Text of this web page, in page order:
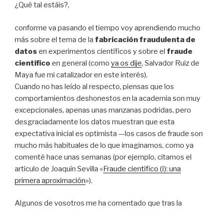
¿Qué tal estáis?,
conforme va pasando el tiempo voy aprendiendo mucho
más sobre el tema de la fabricación fraudulenta de
datos en experimentos científicos y sobre el fraude
científico en general (como ya os dije, Salvador Ruiz de
Maya fue mi catalizador en este interés).
Cuando no has leído al respecto, piensas que los
comportamientos deshonestos en la academia son muy
excepcionales, apenas unas manzanas podridas, pero
desgraciadamente los datos muestran que esta
expectativa inicial es optimista —los casos de fraude son
mucho más habituales de lo que imaginamos, como ya
comenté hace unas semanas (por ejemplo, citamos el
artículo de Joaquín Sevilla «Fraude científico (I): una
primera aproximación»).
Algunos de vosotros me ha comentado que tras la